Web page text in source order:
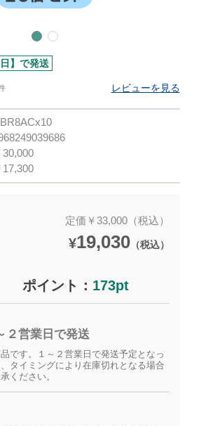
】で発送
レビューを見る
30,000
17,300
定価￥33,000（税込）
¥19,030（税込）
ポイント： 173pt
２営業日で発送
です。１～２営業日で発送予定となっ
タイミングにより在庫切れとなる場合
ください。